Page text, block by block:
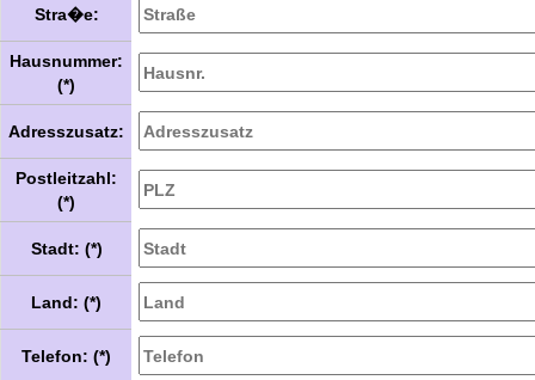
Stra�e:
Hausnummer:
(*)
Adresszusatz:
Postleitzahl:
(*)
Stadt: (*)
Land: (*)
Telefon: (*)